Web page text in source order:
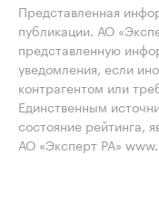
Представленная
публикации. АО
представленную
уведомления, если
контрагентом или
Единственным
состояние рейтинга,
АО «Эксперт РА»